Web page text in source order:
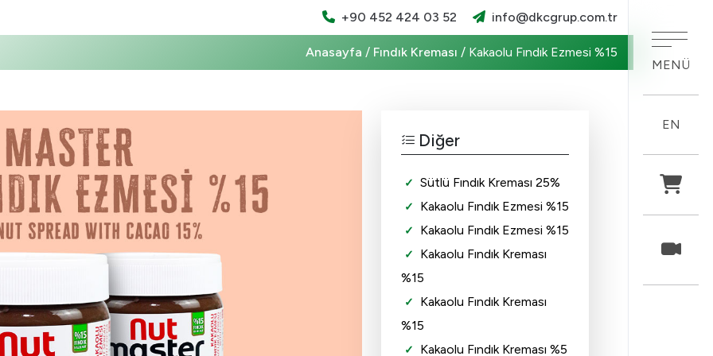
MENÜ
EN
Kreması
Ezmesi
×
Ürünlerimiz
Haberler
Belgelerimiz
Kariyer
+90 452 424 03 52 info@dkcgrup.com.tr
Anasayfa / Fındık Kreması / Kakaolu Fındık Ezmesi %15
Diğer
Sütlü Fındık Kreması 25%
Kakaolu Fındık Ezmesi %15
Kakaolu Fındık Ezmesi %15
Kakaolu Fındık Kreması
%15
Kakaolu Fındık Kreması
%15
Kakaolu Fındık Kreması %5